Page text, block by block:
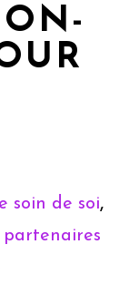
soin de soi,
partenaires